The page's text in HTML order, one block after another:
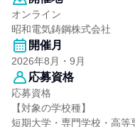
オンライン
昭和電気鋳鋼株式会社
開催月
2026年8月・9月
応募資格
応募資格
【対象の学校種】
短期大学・専門学校・高等